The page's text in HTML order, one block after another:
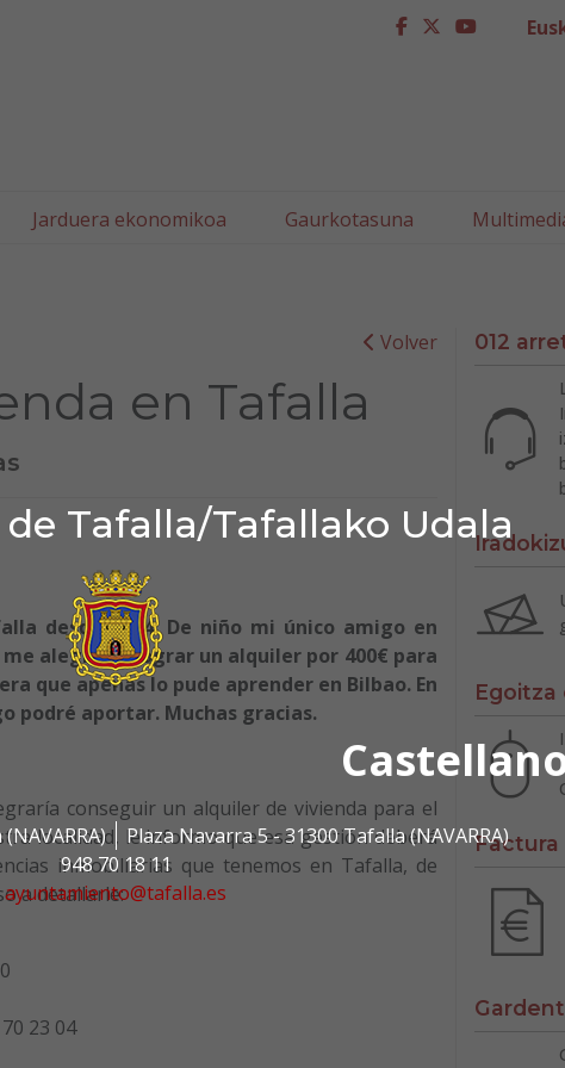
Tafalla/Tafallako Udala
Plaza Navarra 5 - 31300 Tafalla (NAVARRA)
948 70 18 11
ayuntamiento@tafalla.es
facebook
twitter
Jarduera ekonomikoa Gaurkotasuna
Volver
en Tafalla
desde 2014. De niño mi único amigo en
alegraría lograr un alquiler por 400€ para
que apenas lo pude aprender en Bilbao. En
podré aportar. Muchas gracias.
conseguir un alquiler de vivienda para el
localidad, le informo que esa gestión deberá
inmobiliarias que tenemos en Tafalla, de
a detallarle:
23 04
012
Factura